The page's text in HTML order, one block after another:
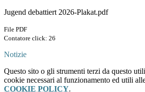
Jugend debattiert 2026-Plakat.pdf
File PDF
Contatore click: 26
Notizie
Questo sito o gli strumenti terzi da questo
cookie necessari al funzionamento ed utili
COOKIE POLICY.